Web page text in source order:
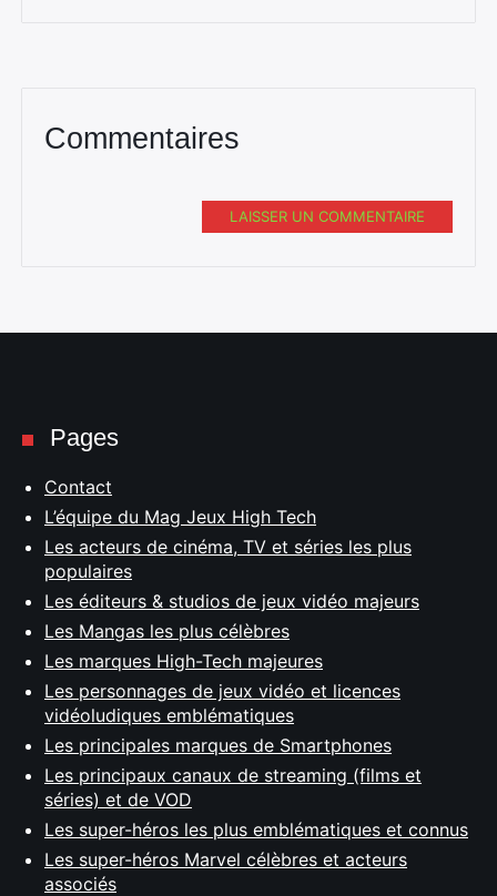
Commentaires
LAISSER UN COMMENTAIRE
Pages
Contact
L’équipe du Mag Jeux High Tech
Les acteurs de cinéma, TV et séries les plus
populaires
Les éditeurs & studios de jeux vidéo majeurs
Les Mangas les plus célèbres
Les marques High-Tech majeures
Les personnages de jeux vidéo et licences
vidéoludiques emblématiques
Les principales marques de Smartphones
Les principaux canaux de streaming (films et
séries) et de VOD
Les super-héros les plus emblématiques et connus
Les super-héros Marvel célèbres et acteurs
associés